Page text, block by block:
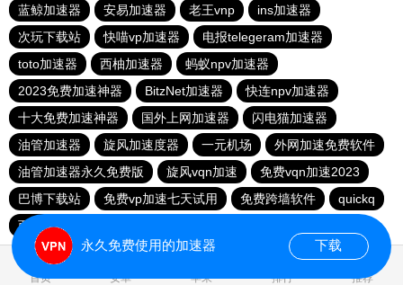
蓝鲸加速器
安易加速器 老王vnp
ins加速器
次玩下载站
快喵vp加速器
电报telegeram加速器
toto加速器
西柚加速器
蚂蚁npv加速器
2023免费加速神器
BitzNet加速器
快连npv加速器
十大免费加速神器
国外上网加速器
闪电猫加速器
油管加速器
旋风加速度器 一元机场
外网加速免费软件
油管加速器永久免费版
旋风vqn加速
免费vqn加速2023
巴博下载站
免费vp加速七天试用 免费跨墙软件
quickq
西柚加速器
首页 安卓 苹果 排行 推荐
永久免费使用的加速器 下载
0.578052s